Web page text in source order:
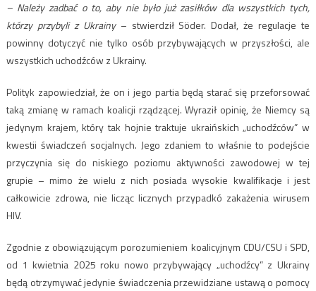
– Należy zadbać o to, aby nie było już zasiłków dla wszystkich tych,
którzy przybyli z Ukrainy– stwierdził Söder. Dodał, że regulacje te
powinny dotyczyć nie tylko osób przybywających w przyszłości, ale
wszystkich uchodźców z Ukrainy.
Polityk zapowiedział, że on i jego partia będą starać się przeforsować
taką zmianę w ramach koalicji rządzącej. Wyraził opinię, że Niemcy są
jedynym krajem, który tak hojnie traktuje ukraińskich „uchodźców” w
kwestii świadczeń socjalnych. Jego zdaniem to właśnie to podejście
przyczynia się do niskiego poziomu aktywności zawodowej w tej
grupie – mimo że wielu z nich posiada wysokie kwalifikacje i jest
całkowicie zdrowa, nie licząc licznych przypadkó zakażenia wirusem
HIV.
Zgodnie z obowiązującym porozumieniem koalicyjnym CDU/CSU i SPD,
od 1 kwietnia 2025 roku nowo przybywający „uchodźcy” z Ukrainy
będą otrzymywać jedynie świadczenia przewidziane ustawą o pomocy